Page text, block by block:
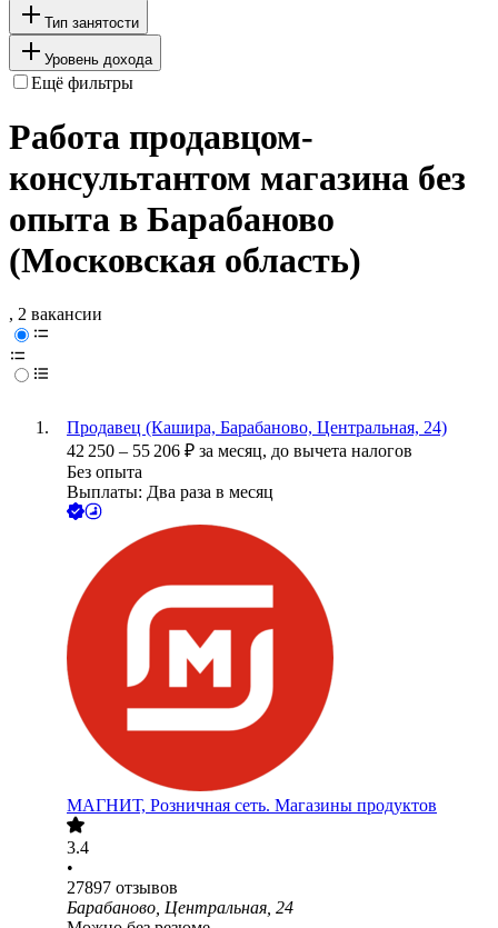
Тип занятости
Уровень дохода
Ещё фильтры
Работа продавцом-
консультантом магазина без
опыта в Барабаново
(Московская область)
, 2 вакансии
Продавец (Кашира, Барабаново, Центральная, 24)
42 250 – 55 206 ₽ за месяц, до вычета налогов
Без опыта
Выплаты: Два раза в месяц
МАГНИТ, Розничная сеть. Магазины продуктов
3.4
•
27897 отзывов
Барабаново, Центральная, 24